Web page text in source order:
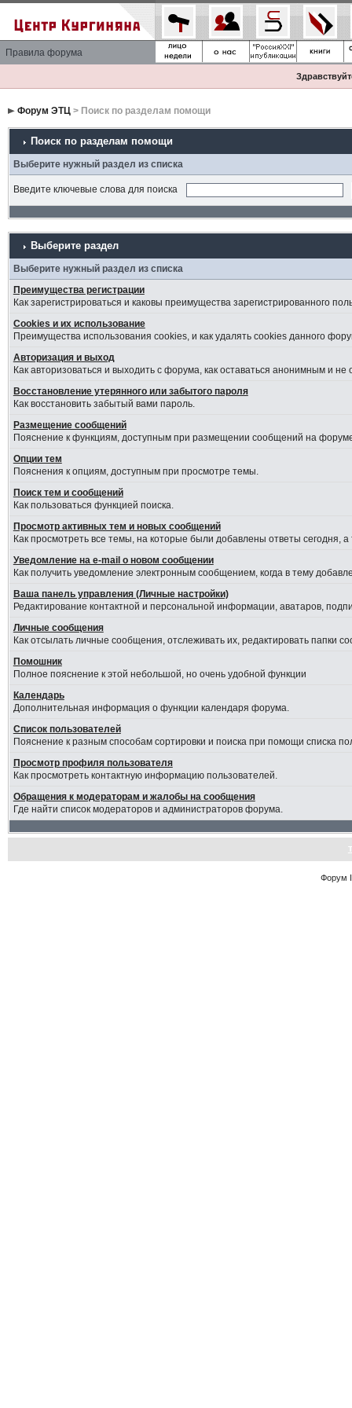
Правила форума
Форум ЭТЦ> Поиск по разделам помощи
Поиск по разделам помощи
Выберите нужный раздел из списка
Введите ключевые слова для поиска
Выберите раздел
Выберите нужный раздел из списка
Преимущества регистрации
Как зарегистрироваться и каковы преимущества зарегистрированного
Cookies и их использование
Преимущества использования cookies, и как удалять cookies данного
Авторизация и выход
Как авторизоваться и выходить с форума, как оставаться анонимным и
Восстановление утерянного или забытого пароля
Как восстановить забытый вами пароль.
Размещение сообщений
Пояснение к функциям, доступным при размещении сообщений на
Опции тем
Пояснения к опциям, доступным при просмотре темы.
Поиск тем и сообщений
Как пользоваться функцией поиска.
Просмотр активных тем и новых сообщений
Как просмотреть все темы, на которые были добавлены ответы сегодня,
Уведомление на е-mail о новом сообщении
Как получить уведомление электронным сообщением, когда в тему
Ваша панель управления (Личные настройки)
Редактирование контактной и персональной информации, аватаров,
Личные сообщения
Как отсылать личные сообщения, отслеживать их, редактировать папки
Помошник
Полное пояснение к этой небольшой, но очень удобной функции
Календарь
Дополнительная информация о функции календаря форума.
Список пользователей
Пояснение к разным способам сортировки и поиска при помощи списка
Просмотр профиля пользователя
Как просмотреть контактную информацию пользователей.
Обращения к модераторам и жалобы на сообщения
Где найти список модераторов и администраторов форума.
Форум